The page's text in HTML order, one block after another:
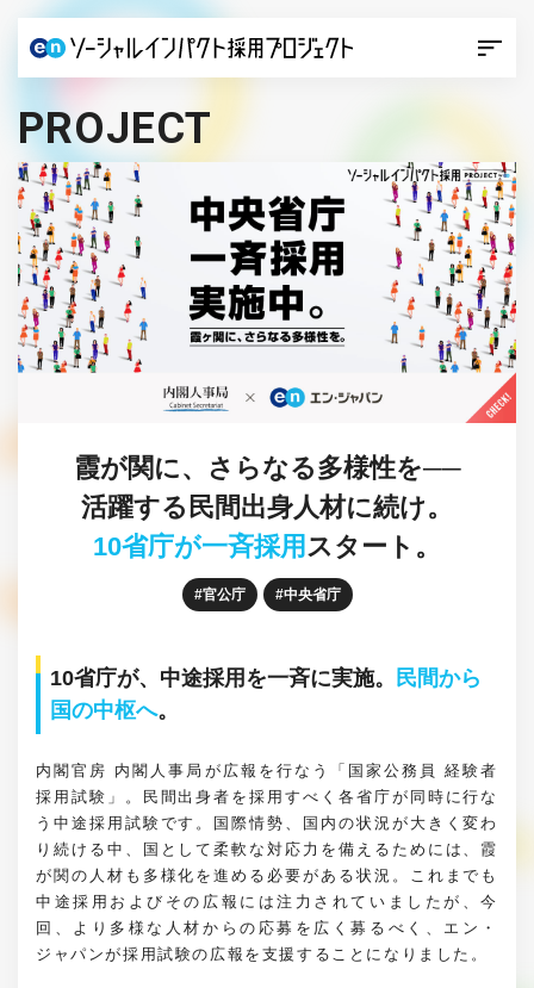
PROJECT
霞が関に、さらなる多様性を──
活躍する民間出身人材に続け。
10省庁が一斉採用 スタート。
官公庁 中央省庁
10省庁が、中途採用を一斉に実施。 民間から
国の中枢へ。
内閣官房 内閣人事局が広報を行なう「国家公務員 経験者
採用試験」。民間出身者を採用すべく各省庁が同時に行な
う中途採用試験です。国際情勢、国内の状況が大きく変わ
り続ける中、国として柔軟な対応力を備えるためには、霞
が関の人材も多様化を進める必要がある状況。これまでも
中途採用およびその広報には注力されていましたが、今
回、より多様な人材からの応募を広く募るべく、エン・
ジャパンが採用試験の広報を支援することになりました。